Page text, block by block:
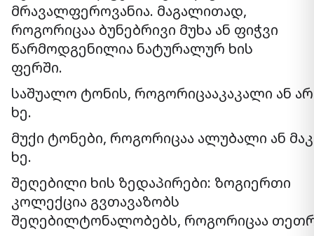
მრავალფეროვანია. მაგალითად,
როგორიცაა ბუნებრივი მუხა ან ფიჭვი
წარმოდგენილია ნატურალურ ხის
ფერში.
საშუალო ტონის, როგორიცააკაკალი ან
ხე.
მუქი ტონები, როგორიცაა ალუბალი ან
ხე.
შეღებილი ხის ზედაპირები: ზოგიერთი
კოლექცია გვთავაზობს
შეღებილტონალობებს, როგორიცაა